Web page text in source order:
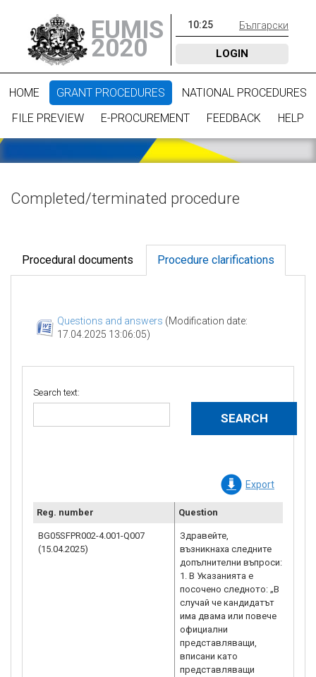
EUMIS
2020
10:25 Български
LOGIN
HOME GRANT PROCEDURES
NATIONAL PROCEDURES
FILE PREVIEW
E-PROCUREMENT FEEDBACK HELP
Completed/terminated procedure
Procedural documents Procedure clarifications
Questions and answers (Modification date:
17.04.2025 13:06:05)
Search text:
Export
Reg. number Question
BG05SFPR002-4.001-Q007
(15.04.2025)
Здравейте,
възникнаха следните
допълнителни въпроси:
1. В Указанията е
посочено следното: „В
случай че кандидатът
има двама или повече
официални
представляващи,
вписани като
представляващи